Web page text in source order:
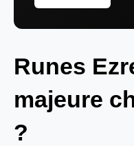
Runes
majeure
?